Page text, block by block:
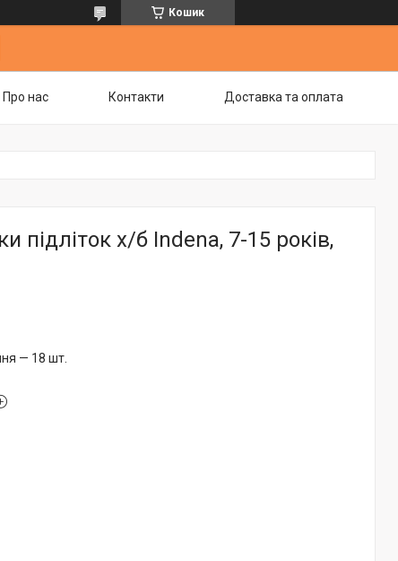
Кошик
Про нас Контакти Доставка та оплата
підліток х/б Indena, 7-15 років,
— 18 шт.